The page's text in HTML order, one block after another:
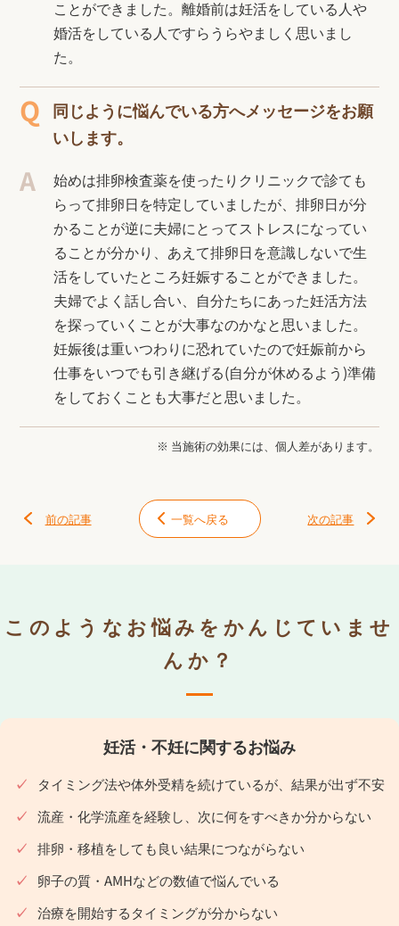
ことができました。離婚前は妊活をしている人や
婚活をしている人ですらうらやましく思いまし
た。
同じように悩んでいる方へメッセージをお願
いします。
始めは排卵検査薬を使ったりクリニックで診ても
らって排卵日を特定していましたが、排卵日が分
かることが逆に夫婦にとってストレスになってい
ることが分かり、あえて排卵日を意識しないで生
活をしていたところ妊娠することができました。
夫婦でよく話し合い、自分たちにあった妊活方法
を探っていくことが大事なのかなと思いました。
妊娠後は重いつわりに恐れていたので妊娠前から
仕事をいつでも引き継げる(自分が休めるよう)準備
をしておくことも大事だと思いました。
※ 当施術の効果には、個人差があります。
前の記事 一覧へ戻る 次の記事
このようなお悩みをかんじていませ
んか？
妊活・不妊に関するお悩み
タイミング法や体外受精を続けているが、結果が出ず不安
流産・化学流産を経験し、次に何をすべきか分からない
排卵・移植をしても良い結果につながらない
卵子の質・AMHなどの数値で悩んでいる
治療を開始するタイミングが分からない